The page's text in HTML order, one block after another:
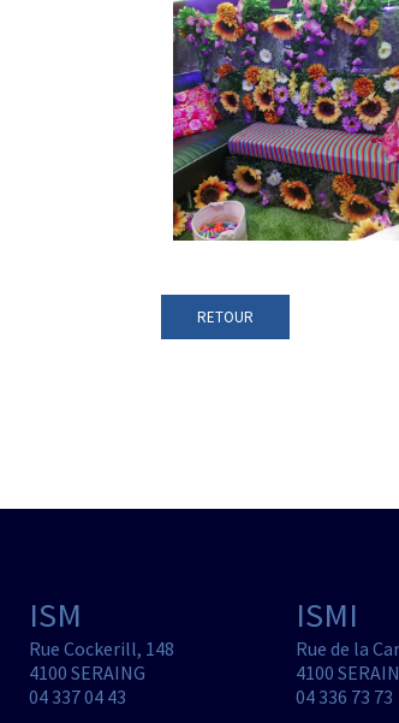
RETOUR
ISM
Rue Cockerill, 148
4100 SERAING
04 337 04 43
ISMI
Rue de la
4100
04 336 73 73